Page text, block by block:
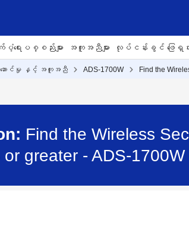
က်ပံ့ရေးပစ္စည်းများ အကူအညီများ လုပ်ငန်းခွင် ဖြေရှင်း
ောင်မှု နှင့် အကူအညီ ADS-1700W Find the
Find the Wireless
greater - ADS-1700W